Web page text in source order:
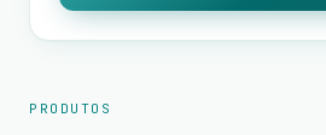
PRODUTOS